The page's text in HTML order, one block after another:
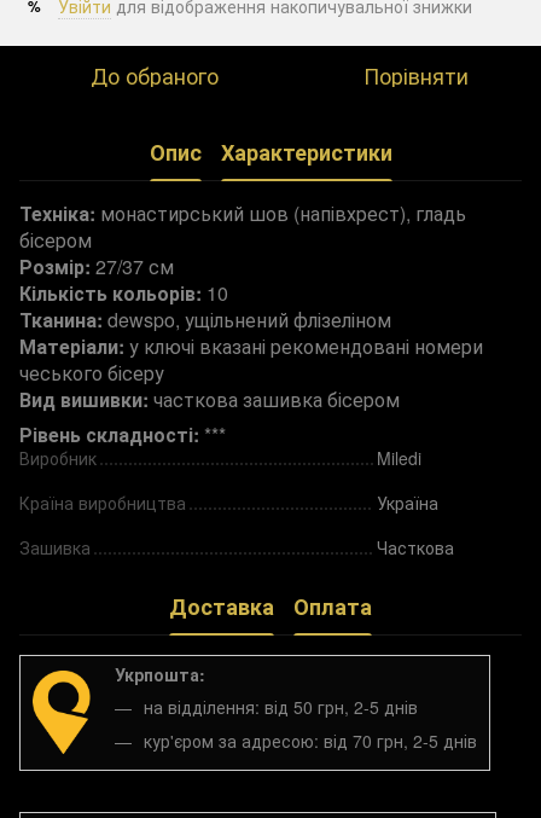
% Увійти для відображення накопичувальної знижки
До обраного Порівняти
Опис Характеристики
Техніка: монастирський шов (напівхрест), гладь
бісером
Розмір: 27/37 см
Кількість кольорів: 10
Тканина: dewspo, ущільнений флізеліном
Матеріали: у ключі вказані рекомендовані номери
чеського бісеру
Вид вишивки: часткова зашивка бісером
Рівень складності: ***
Виробник
Miledi
Країна виробництва
Україна
Зашивка
Часткова
Доставка Оплата
Укрпошта:
на відділення: від 50 грн, 2-5 днів
кур'єром за адресою: від 70 грн, 2-5 днів